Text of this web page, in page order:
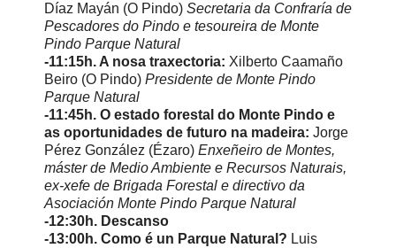
Díaz Mayán (O Pindo) Secretaria da Confraría de
Pescadores do Pindo e tesoureira de Monte
Pindo Parque Natural
-11:15h. A nosa traxectoria: Xilberto Caamaño
Beiro (O Pindo) Presidente de Monte Pindo
Parque Natural
-11:45h. O estado forestal do Monte Pindo e
as oportunidades de futuro na madeira: Jorge
Pérez González (Ézaro) Enxeñeiro de Montes,
máster de Medio Ambiente e Recursos Naturais,
ex-xefe de Brigada Forestal e directivo da
Asociación Monte Pindo Parque Natural
-12:30h. Descanso
-13:00h. Como é un Parque Natural? Luis